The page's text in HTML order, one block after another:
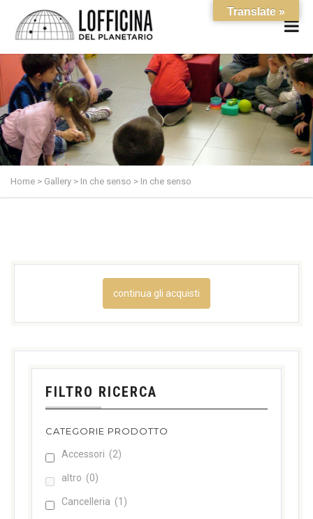
Home > Gallery > In che senso > In che senso
continua gli acquisti
FILTRO RICERCA
CATEGORIE PRODOTTO
Accessori (2)
altro (0)
Cancelleria (1)
Translate »